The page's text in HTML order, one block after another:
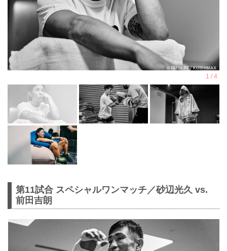
第11試合 スペシャルワンマッチ／砂辺光久 vs.
前田吉朗